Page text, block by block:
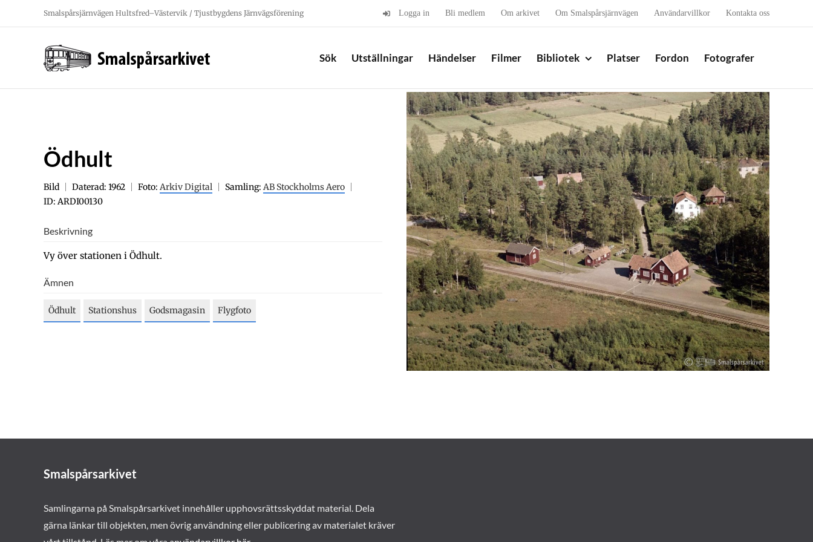
Smalspårsjärnvägen Hultsfred–Västervik / Tjustbygdens Järnvägsförening Logga in Bli medlem Om arkivet Om Smalspårsjärnvägen Användarvillkor Kontakta oss
Sök Utställningar Händelser Filmer Bibliotek Platser Fordon Fotografer
Ödhult
Bild Daterad: 1962 Foto: Arkiv Digital Samling: AB Stockholms Aero
ID: ARDI00130
Beskrivning
Vy över stationen i Ödhult.
Ämnen
Ödhult Stationshus Godsmagasin Flygfoto
Smalspårsarkivet
Samlingarna på Smalspårsarkivet innehåller upphovsrättsskyddat material. Dela
gärna länkar till objekten, men övrig användning eller publicering av materialet kräver